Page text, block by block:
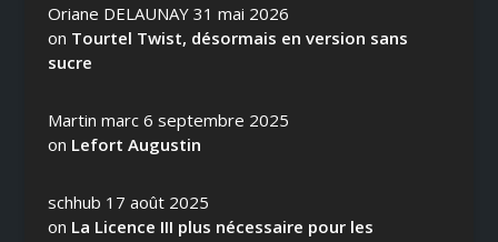
Oriane DELAUNAY 31 mai 2026
on Tourtel Twist, désormais en version sans
sucre
Martin marc 6 septembre 2025
on Lefort Augustin
schhub 17 août 2025
on La Licence III plus nécessaire pour les